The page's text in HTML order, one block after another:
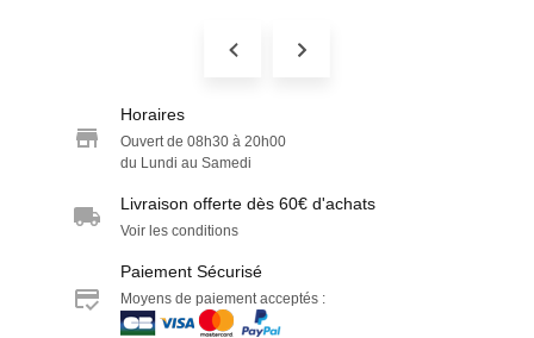
Horaires
Ouvert de 08h30 à 20h00
du Lundi au Samedi
Livraison offerte dès 60€ d'achats
Voir les conditions
Paiement Sécurisé
Moyens de paiement acceptés :